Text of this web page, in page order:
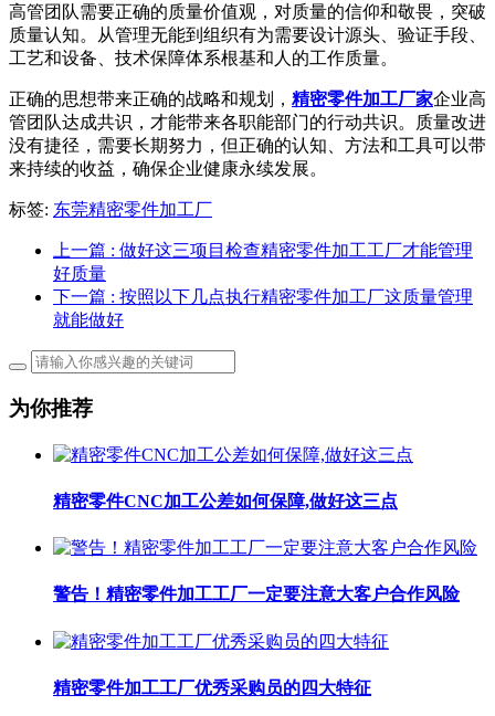
高管团队需要正确的质量价值观，对质量的信仰和敬畏，突破
质量认知。从管理无能到组织有为需要设计源头、验证手段、
工艺和设备、技术保障体系根基和人的工作质量。
正确的思想带来正确的战略和规划， 精密零件加工厂家企业高
管团队达成共识，才能带来各职能部门的行动共识。质量改进
没有捷径，需要长期努力，但正确的认知、方法和工具可以带
来持续的收益，确保企业健康永续发展。
标签: 东莞精密零件加工厂
上一篇 : 做好这三项目检查精密零件加工工厂才能管理
好质量
下一篇 : 按照以下几点执行精密零件加工厂这质量管理
就能做好
为你推荐
精密零件CNC加工公差如何保障,做好这三点
警告！精密零件加工工厂一定要注意大客户合作风险
精密零件加工工厂优秀采购员的四大特征